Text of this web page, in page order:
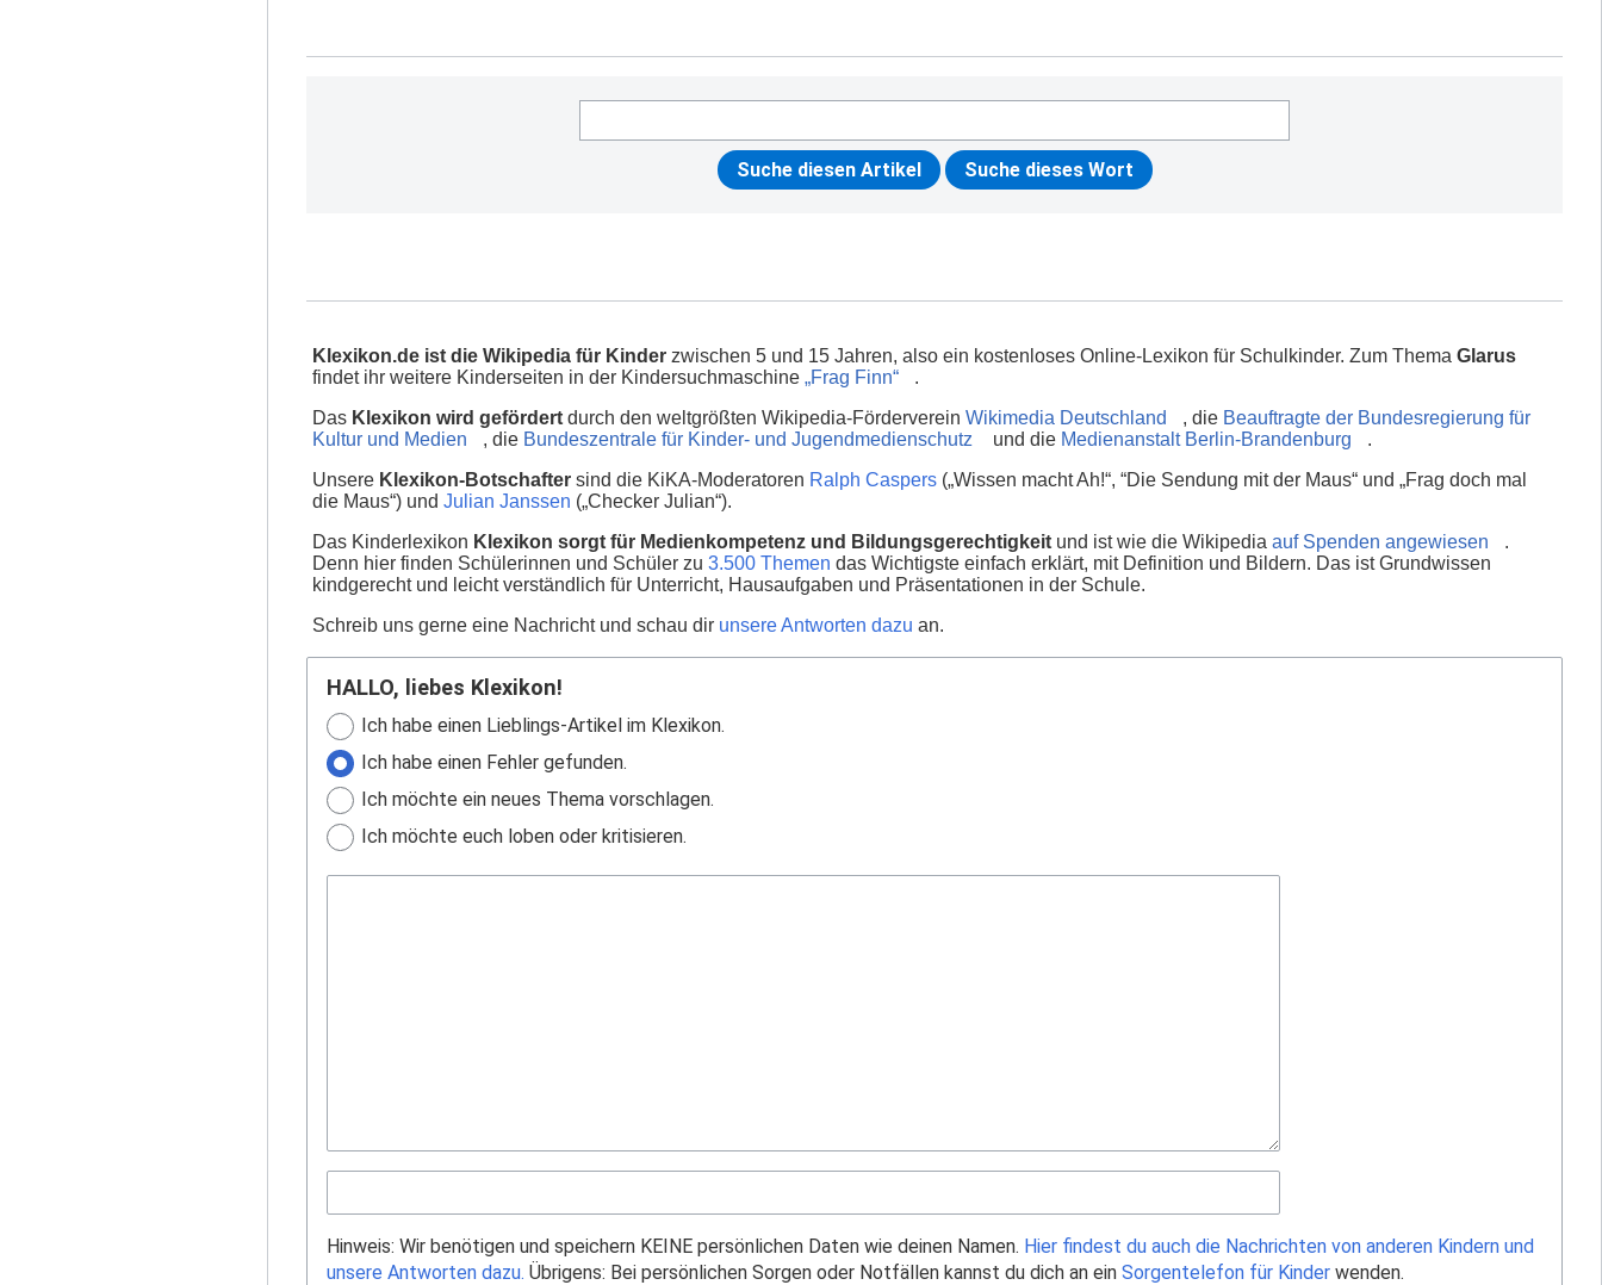
Klexikon.de ist die Wikipedia für Kinder zwischen 5 und 15 Jahren, also ein kostenloses Online-Lexikon für Schulkinder. Zum Thema Glarus
findet ihr weitere Kinderseiten in der Kindersuchmaschine „Frag Finn“
.
Das Klexikon wird gefördert durch den weltgrößten Wikipedia-Förderverein Wikimedia Deutschland , die Beauftragte der Bundesregierung für
Kultur und Medien
, die Bundeszentrale für Kinder- und Jugendmedienschutz und die Medienanstalt Berlin-Brandenburg
.
Unsere Klexikon-Botschafter sind die KiKA-Moderatoren Ralph Caspers („Wissen macht Ah!“, “Die Sendung mit der Maus“ und „Frag doch mal
die Maus“) und Julian Janssen („Checker Julian“).
Das Kinderlexikon Klexikon sorgt für Medienkompetenz und Bildungsgerechtigkeit und ist wie die Wikipedia auf Spenden angewiesen
.
Denn hier finden Schülerinnen und Schüler zu 3.500 Themen das Wichtigste einfach erklärt, mit Definition und Bildern. Das ist Grundwissen
kindgerecht und leicht verständlich für Unterricht, Hausaufgaben und Präsentationen in der Schule.
Schreib uns gerne eine Nachricht und schau dir unsere Antworten dazu an.
HALLO, liebes Klexikon!
Ich habe einen Lieblings-Artikel im Klexikon.
Ich habe einen Fehler gefunden.
Ich möchte ein neues Thema vorschlagen.
Ich möchte euch loben oder kritisieren.
Hinweis: Wir benötigen und speichern KEINE persönlichen Daten wie deinen Namen. Hier findest du auch die Nachrichten von anderen Kindern und
unsere Antworten dazu. Übrigens: Bei persönlichen Sorgen oder Notfällen kannst du dich an ein Sorgentelefon für Kinder wenden.